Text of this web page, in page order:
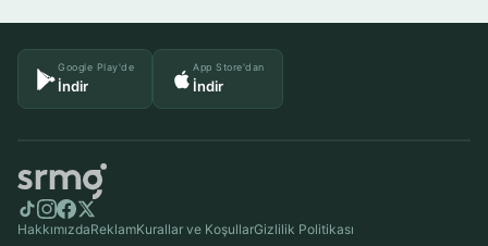
Google Play'de
İndir
App Store'dan
İndir
HakkımızdaReklamKurallar ve KoşullarGizlilik Politikası